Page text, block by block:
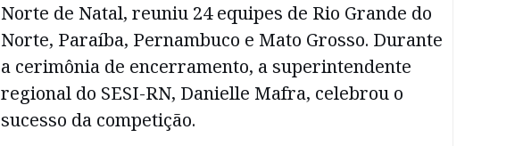
Norte de Natal, reuniu 24 equipes de Rio Grande do
Norte, Paraíba, Pernambuco e Mato Grosso. Durante
a cerimônia de encerramento, a superintendente
regional do SESI-RN, Danielle Mafra, celebrou o
sucesso da competição.